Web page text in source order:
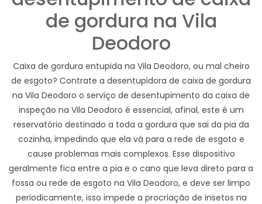
de gordura na Vila
Deodoro
Caixa de gordura entupida na Vila Deodoro, ou mal cheiro
de esgoto? Contrate a desentupidora de caixa de gordura
na Vila Deodoro o serviço de desentupimento da caixa de
inspeção na Vila Deodoro é essencial, afinal, este é um
reservatório destinado a toda a gordura que sai da pia da
cozinha, impedindo que ela vá para a rede de esgoto e
cause problemas mais complexos. Esse dispositivo
geralmente fica entre a pia e o cano que leva direto para a
fossa ou rede de esgoto na Vila Deodoro, e deve ser limpo
periodicamente, isso impede a procriação de insetos na